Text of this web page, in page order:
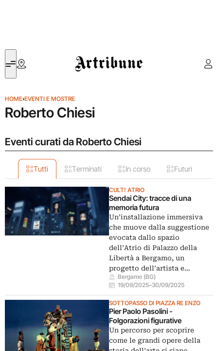
Artribune
HOME›EVENTI E MOSTRE
Roberto Chiesi
Eventi curati da Roberto Chiesi
Tutti Terminati In corso Futuri
CULT! ATRIO
Sendai City: tracce di una
memoria futura
Un’installazione immersiva
che muove dalla suggestione
evocata dallo spazio
dell’Atrio di Palazzo della
Libertà a Bergamo, un
progetto dell’artista e…
Bergamo (BG)
19/09/2025–30/09/2025
SOTTOPASSO DI PIAZZA RE ENZO
Pier Paolo Pasolini -
Folgorazioni figurative
Un percorso per scoprire
come le grandi opere della